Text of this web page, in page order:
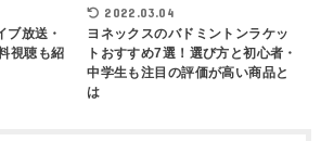
ブ放送・
視聴も紹
2022.03.04
ヨネックスのバドミントンラケッ
トおすすめ7選！選び方と初心者・
中学生も注目の評価が高い商品と
は